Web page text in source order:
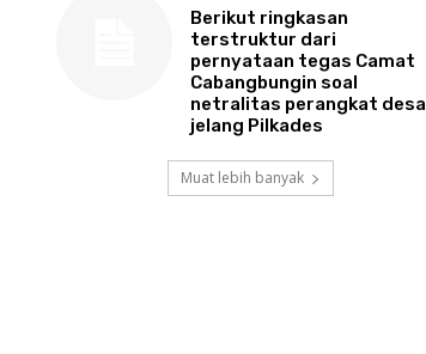
Berikut ringkasan
terstruktur dari
pernyataan tegas Camat
Cabangbungin soal
netralitas perangkat desa
jelang Pilkades
Muat lebih banyak